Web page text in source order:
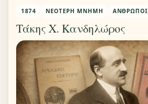
1874 ΝΕΌΤΕΡΗ ΜΝΉΜΗ ΆΝΘΡΩΠΟΙ
Τάκης Χ. Κανδηλώρος